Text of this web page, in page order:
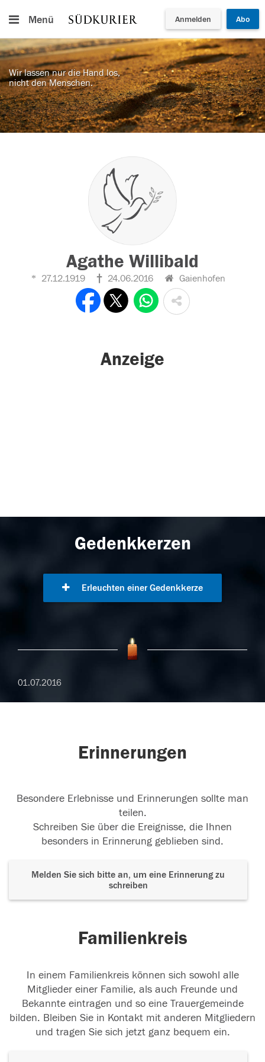
Menü Anmelden Abo
Wir lassen nur die Hand los,
nicht den Menschen.
Agathe Willibald
27.12.1919 24.06.2016 Gaienhofen
Anzeige
Gedenkkerzen
Erleuchten einer Gedenkkerze
01.07.2016
Erinnerungen
Besondere Erlebnisse und Erinnerungen sollte man
teilen.
Schreiben Sie über die Ereignisse, die Ihnen
besonders in Erinnerung geblieben sind.
Melden Sie sich bitte an, um eine Erinnerung zu
schreiben
Familienkreis
In einem Familienkreis können sich sowohl alle
Mitglieder einer Familie, als auch Freunde und
Bekannte eintragen und so eine Trauergemeinde
bilden. Bleiben Sie in Kontakt mit anderen Mitgliedern
und tragen Sie sich jetzt ganz bequem ein.